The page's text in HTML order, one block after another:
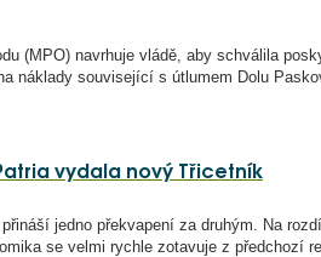
(MPO) navrhuje vládě, aby schválila
náklady související s útlumem Dolu
vydala nový Třicetník
jedno překvapení za druhým. Na
se velmi rychle zotavuje z předchozí